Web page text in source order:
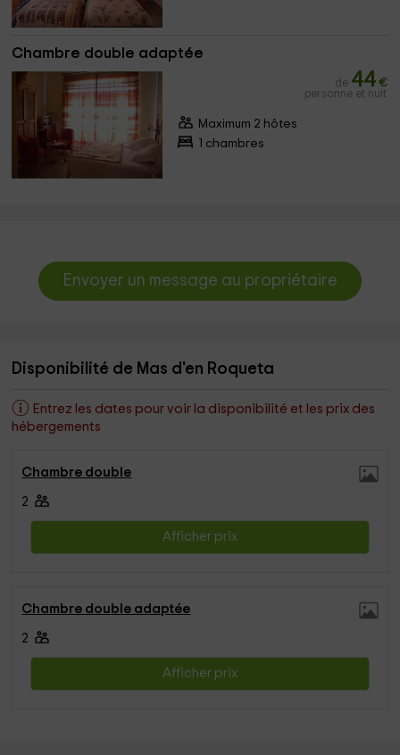
Chambre double adaptée
de 44 €
personne et nuit
Maximum 2 hôtes
1 chambres
Envoyer un message au propriétaire
Disponibilité de Mas d'en Roqueta
Entrez les dates pour voir la disponibilité et les prix des
hébergements
Chambre double
2
Afficher prix
Chambre double adaptée
2
Afficher prix